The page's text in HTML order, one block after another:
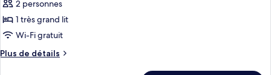
photos
pour
ce
type
de
2 personnes
1 très grand lit
Wi-Fi gratuit
Plus de détails
Plus